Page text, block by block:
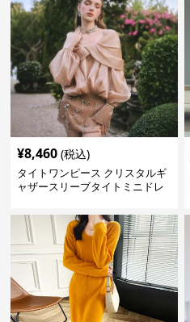
¥8,460 (税込)
タイトワンピース クリスタルギ
ャザースリーブタイトミニドレ